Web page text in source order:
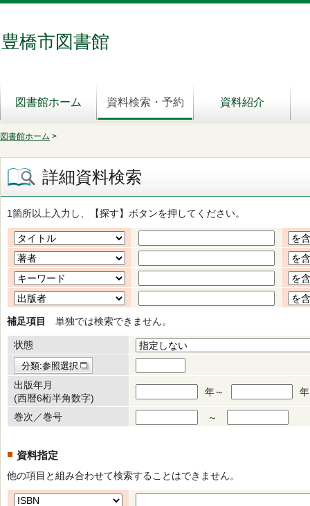
豊橋市図書館
図書館ホーム 資料検索・予約 資料紹介
図書館ホーム >
詳細資料検索
1箇所以上入力し、【探す】ボタンを押してください。
補足項目 単独では検索できません。
状態
分類:参照選択
出版年月
(西暦6桁半角数字)
年～ 年
巻次／巻号 ～
資料指定
他の項目と組み合わせて検索することはできません。